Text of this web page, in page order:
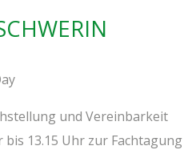
und Ver­ein­bar­keit
bis 13.15 Uhr zur Fach­ta­gung